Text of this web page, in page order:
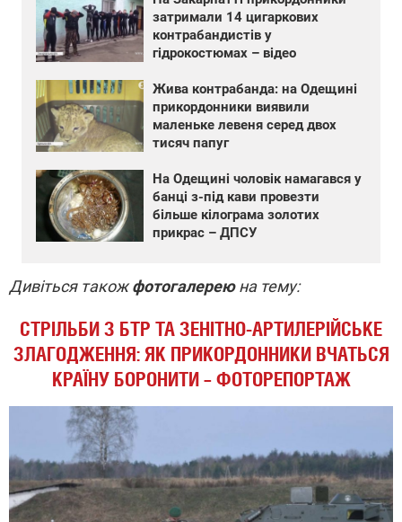
затримали 14 цигаркових
контрабандистів у
гідрокостюмах – відео
Жива контрабанда: на Одещині
прикордонники виявили
маленьке левеня серед двох
тисяч папуг
На Одещині чоловік намагався у
банці з-під кави провезти
більше кілограма золотих
прикрас – ДПСУ
Дивіться такожфотогалереюна тему:
СТРІЛЬБИ З БТР ТА ЗЕНІТНО-АРТИЛЕРІЙСЬКЕ
ЗЛАГОДЖЕННЯ: ЯК ПРИКОРДОННИКИ ВЧАТЬСЯ
КРАЇНУ БОРОНИТИ – ФОТОРЕПОРТАЖ